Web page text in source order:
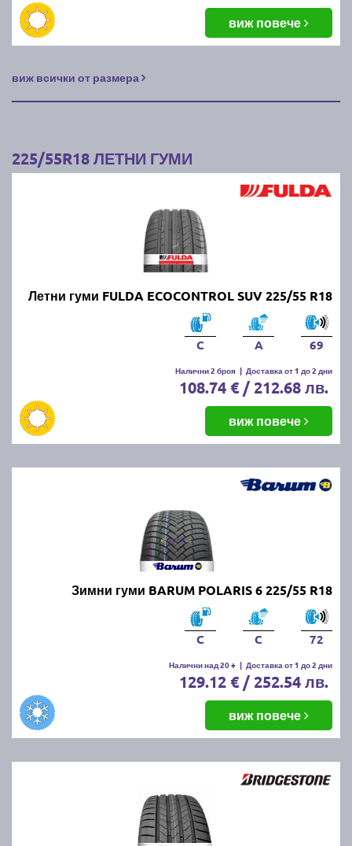
виж повече
виж всички от размера
225/55R18 ЛЕТНИ ГУМИ
Летни гуми FULDA ECOCONTROL SUV 225/55 R18
C A 69
Налични 2 броя | Доставка от 1 до 2 дни
108.74 € / 212.68 лв.
виж повече
Зимни гуми BARUM POLARIS 6 225/55 R18
C C 72
Налични над 20 + | Доставка от 1 до 2 дни
129.12 € / 252.54 лв.
виж повече